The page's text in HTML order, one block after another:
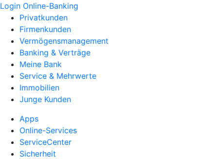
Login Online-Banking
Privatkunden
Firmenkunden
Vermögensmanagement
Banking & Verträge
Meine Bank
Service & Mehrwerte
Immobilien
Junge Kunden
Apps
Online-Services
ServiceCenter
Sicherheit